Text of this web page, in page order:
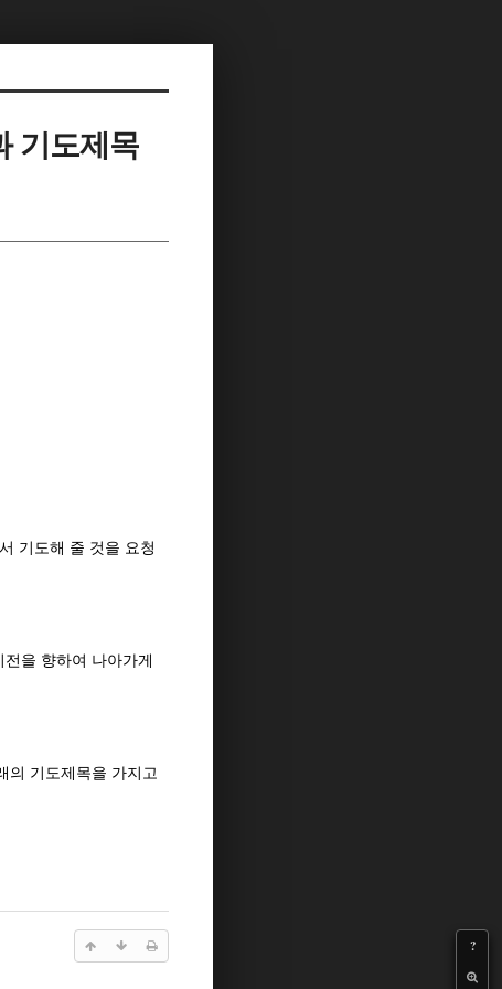
기도제목
?
기도해 줄 것을 요청
을 향하여 나아가게
의 기도제목을 가지고